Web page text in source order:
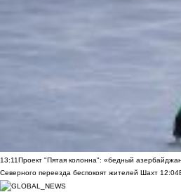
13:11Проект "Пятая колонна": «бедный
Северного переезда беспокоят жителей Шахт 12:04